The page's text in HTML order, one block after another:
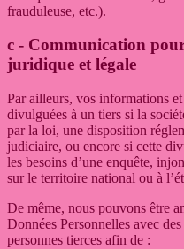
frauduleuse, etc.).
c - Communication
juridique et légale
Par ailleurs, vos informations
divulguées à un tiers si la
par la loi, une disposition
judiciaire, ou encore si cette
les besoins d’une enquête,
sur le territoire national ou à
De même, nous pouvons être
Données Personnelles avec
personnes tierces afin de :